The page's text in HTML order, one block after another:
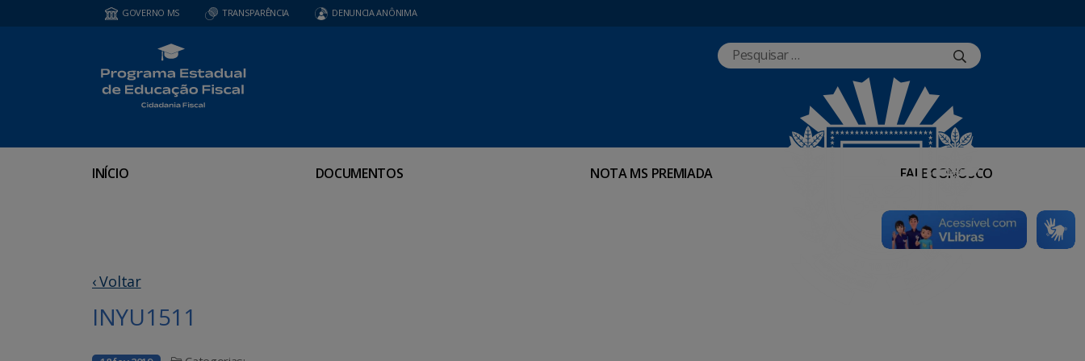
GOVERNO MS TRANSPARÊNCIA DENUNCIA ANÔNIMA
INÍCIO DOCUMENTOS NOTA MS PREMIADA FALE CONOSCO
‹ Voltar
INYU1511